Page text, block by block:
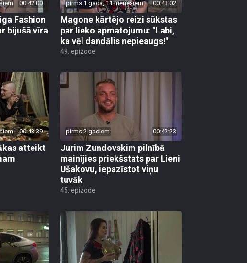
Fashion
bijušā vīra
Magone kārtējo reizi sūkstas
par lieko apmatojumu: "Labi,
ka vēl dandālis nepieaugs!"
49. epizode
00:43:39
atteikt
pirms 2 gadiem
Jurim Zundovskim pilnībā
mainījies priekšstats par Lieni
Ušakovu, iepazīstot viņu
tuvāk
45. epizode